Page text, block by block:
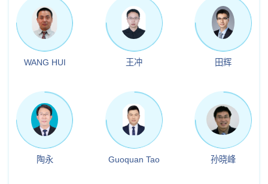
WANG HUI 王冲 田辉
陶永 Guoquan Tao 孙晓峰